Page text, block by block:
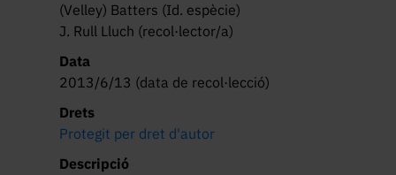
(Velley) Batters (Id. espècie)
J. Rull Lluch (recol·lector/a)
Data
2013/6/13 (data de recol·lecció)
Drets
Protegit per dret d'autor
Descripció